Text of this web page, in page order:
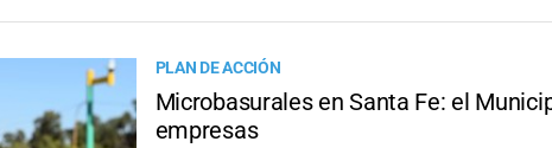
PLAN DE ACCIÓN
Microbasurales en Santa Fe: el
empresas